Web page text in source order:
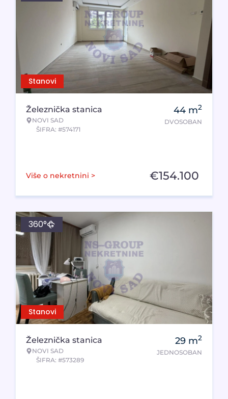
Stanovi
Železnička stanica
NOVI SAD
ŠIFRA: #574171
44 m2
DVOSOBAN
Više o nekretnini > €154.100
Stanovi
360°
Železnička stanica
NOVI SAD
ŠIFRA: #573289
29 m2
JEDNOSOBAN